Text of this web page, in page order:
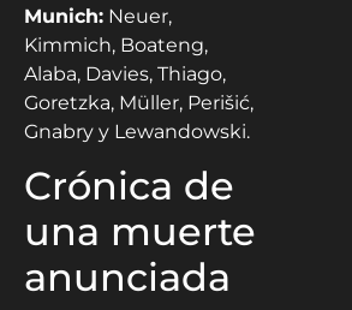
Munich: Neuer,
Kimmich, Boateng,
Alaba, Davies, Thiago,
Goretzka, Müller, Perišić,
Gnabry y Lewandowski.
Crónica de
una muerte
anunciada